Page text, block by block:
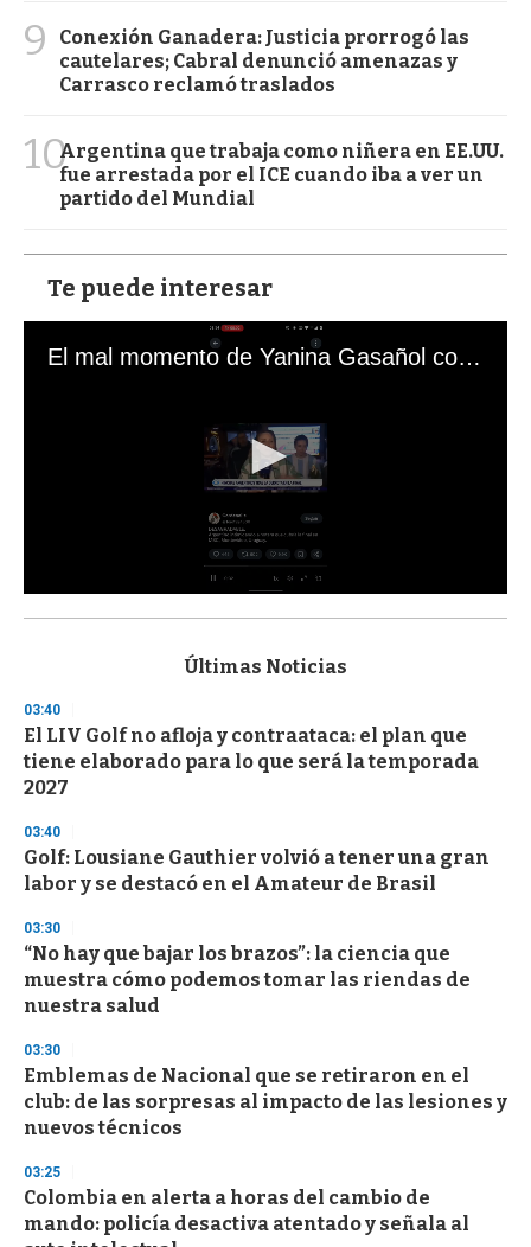
9
Conexión Ganadera: Justicia prorrogó las
cautelares; Cabral denunció amenazas y
Carrasco reclamó traslados
10Argentina que trabaja como niñera en EE.UU.
fue arrestada por el ICE cuando iba a ver un
partido del Mundial
Te puede interesar
El mal momento de Yanina Gasañol con un hincha argentino en "Subrayado"
s
d
s
o
f
3
s
e
c
o
d
s
Últimas Noticias
03:40
El LIV Golf no afloja y contraataca: el plan que
tiene elaborado para lo que será la temporada
2027
03:40
Golf: Lousiane Gauthier volvió a tener una gran
labor y se destacó en el Amateur de Brasil
03:30
“No hay que bajar los brazos”: la ciencia que
muestra cómo podemos tomar las riendas de
nuestra salud
03:30
Emblemas de Nacional que se retiraron en el
club: de las sorpresas al impacto de las lesiones y
nuevos técnicos
03:25
Colombia en alerta a horas del cambio de
mando: policía desactiva atentado y señala al